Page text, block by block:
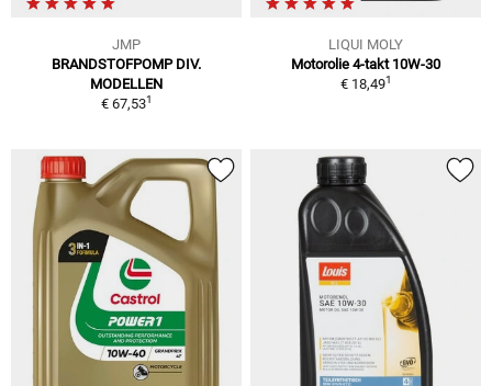
JMP
BRANDSTOFPOMP DIV.
MODELLEN
€ 67,531
LIQUI MOLY
Motorolie 4-takt 10W-30
€ 18,491